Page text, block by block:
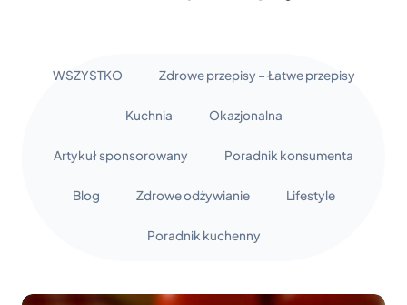
WSZYSTKO Zdrowe przepisy – Łatwe przepisy
Kuchnia Okazjonalna
Artykuł sponsorowany Poradnik konsumenta
Blog Zdrowe odżywianie Lifestyle
Poradnik kuchenny